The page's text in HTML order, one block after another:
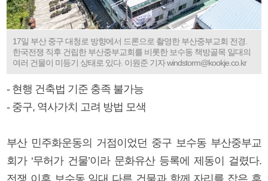
17일 부산 중구 대청로 방향에서 드론으로 촬영한 부산중부교회 전경.
한국전쟁 직후 건립한 부산중부교회를 비롯한 보수동 책방골목 일대의
여러 건물이 미등기 상태로 있다. 이원준 기자 windstorm@kookje.co.kr
- 현행 건축법 기준 충족 불가능
- 중구, 역사가치 고려 방법 모색
부산 민주화운동의 거점이었던 중구 보수동 부산중부교
회가 ‘무허가 건물’이라 문화유산 등록에 제동이 걸렸다.
전쟁 이후 보수동 일대 다른 건물과 함께 자리를 잡은 후